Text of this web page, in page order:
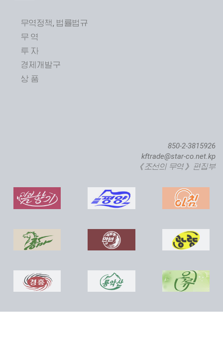
제24차 평양봄철국제상품전람회 개막
직하대서양련어종어장 준공식 진행
무역정책, 법률법규
무 역
투 자
경제개발구
상 품
850-2-3815926
kftrade@star-co.net.kp
《조선의 무역》 편집부